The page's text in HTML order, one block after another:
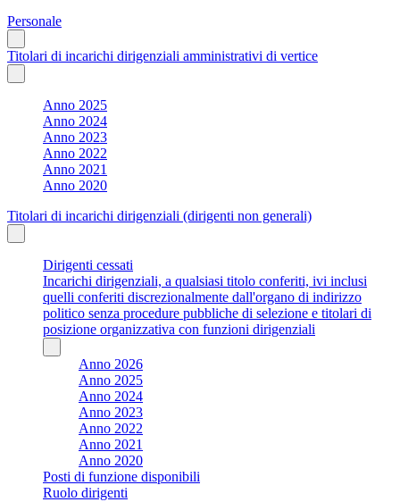
Personale
Titolari di incarichi dirigenziali amministrativi di vertice
Anno 2025
Anno 2024
Anno 2023
Anno 2022
Anno 2021
Anno 2020
Titolari di incarichi dirigenziali (dirigenti non generali)
Dirigenti cessati
Incarichi dirigenziali, a qualsiasi titolo conferiti, ivi inclusi
quelli conferiti discrezionalmente dall'organo di indirizzo
politico senza procedure pubbliche di selezione e titolari di
posizione organizzativa con funzioni dirigenziali
Anno 2026
Anno 2025
Anno 2024
Anno 2023
Anno 2022
Anno 2021
Anno 2020
Posti di funzione disponibili
Ruolo dirigenti